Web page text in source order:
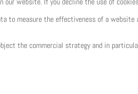
to measure the effectiveness of a
the commercial strategy and in